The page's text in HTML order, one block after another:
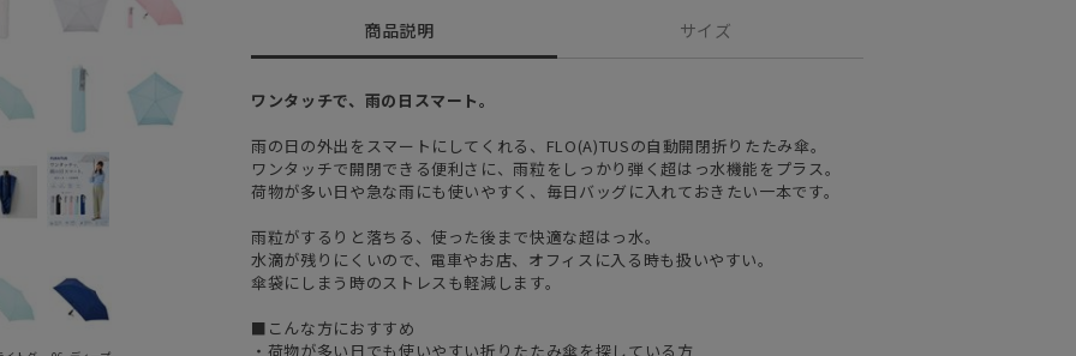
商品説明 サイズ
ワンタッチで、雨の日スマート。
雨の日の外出をスマートにしてくれる、FLO(A)TUSの自動開閉折りたたみ傘。
ワンタッチで開閉できる便利さに、雨粒をしっかり弾く超はっ水機能をプラス。
荷物が多い日や急な雨にも使いやすく、毎日バッグに入れておきたい一本です。
雨粒がするりと落ちる、使った後まで快適な超はっ水。
水滴が残りにくいので、電車やお店、オフィスに入る時も扱いやすい。
傘袋にしまう時のストレスも軽減します。
■こんな方におすすめ
・荷物が多い日でも使いやすい折りたたみ傘を探している方